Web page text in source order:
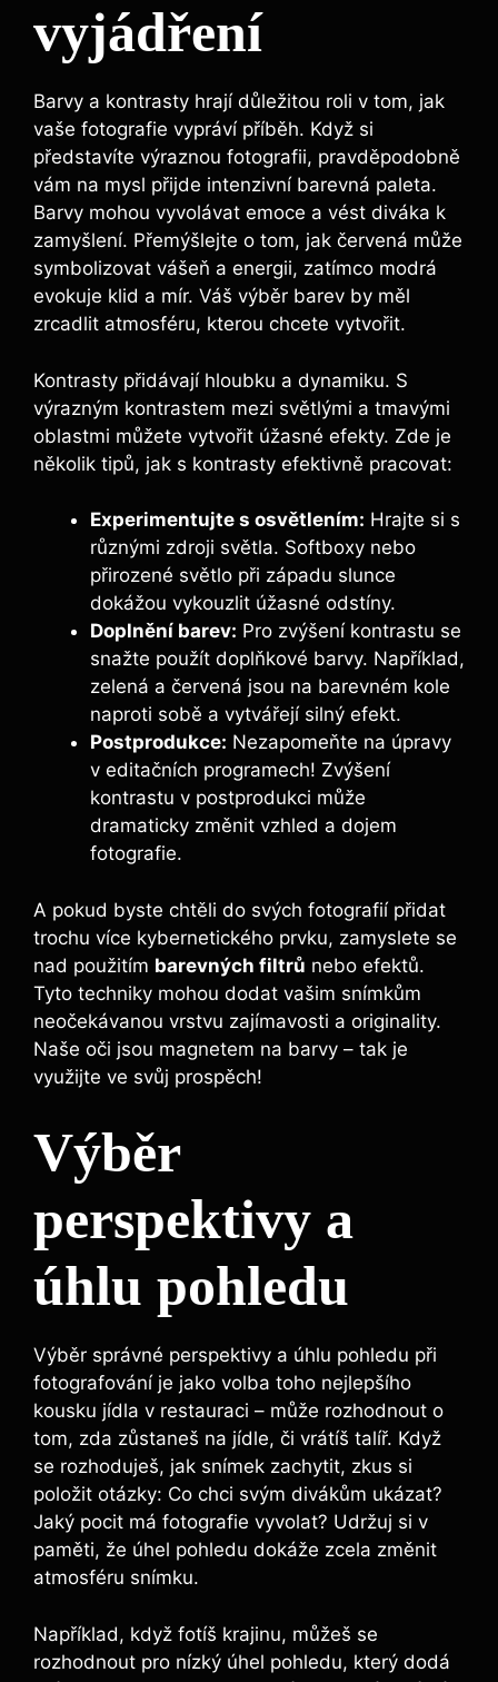
vyjádření
Barvy a kontrasty hrají důležitou roli v tom, jak
vaše fotografie vypráví příběh. Když si
představíte výraznou fotografii, pravděpodobně
vám na mysl přijde intenzivní barevná paleta.
Barvy mohou vyvolávat emoce a vést diváka k
zamyšlení. Přemýšlejte o tom, jak červená může
symbolizovat vášeň a energii, zatímco modrá
evokuje klid a mír. Váš výběr barev by měl
zrcadlit atmosféru, kterou chcete vytvořit.
Kontrasty přidávají hloubku a dynamiku. S
výrazným kontrastem mezi světlými a tmavými
oblastmi můžete vytvořit úžasné efekty. Zde je
několik tipů, jak s kontrasty efektivně pracovat:
Experimentujte s osvětlením: Hrajte si s
různými zdroji světla. Softboxy nebo
přirozené světlo při západu slunce
dokážou vykouzlit úžasné odstíny.
Doplnění barev: Pro zvýšení kontrastu se
snažte použít doplňkové barvy. Například,
zelená a červená jsou na barevném kole
naproti sobě a vytvářejí silný efekt.
Postprodukce: Nezapomeňte na úpravy
v editačních programech! Zvýšení
kontrastu v postprodukci může
dramaticky změnit vzhled a dojem
fotografie.
A pokud byste chtěli do svých fotografií přidat
trochu více kybernetického prvku, zamyslete se
nad použitím barevných filtrů nebo efektů.
Tyto techniky mohou dodat vašim snímkům
neočekávanou vrstvu zajímavosti a originality.
Naše oči jsou magnetem na barvy – tak je
využijte ve svůj prospěch!
Výběr
perspektivy a
úhlu pohledu
Výběr správné perspektivy a úhlu pohledu při
fotografování je jako volba toho nejlepšího
kousku jídla v restauraci – může rozhodnout o
tom, zda zůstaneš na jídle, či vrátíš talíř. Když
se rozhoduješ, jak snímek zachytit, zkus si
položit otázky: Co chci svým divákům ukázat?
Jaký pocit má fotografie vyvolat? Udržuj si v
paměti, že úhel pohledu dokáže zcela změnit
atmosféru snímku.
Například, když fotíš krajinu, můžeš se
rozhodnout pro nízký úhel pohledu, který dodá